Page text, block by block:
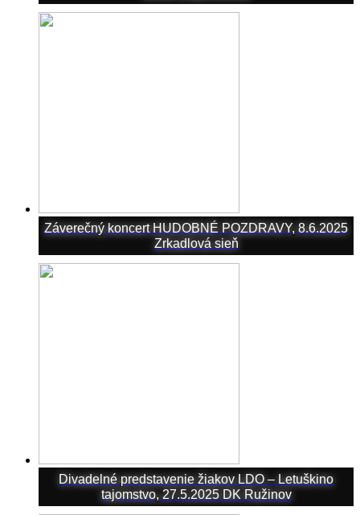
Záverečný koncert HUDOBNÉ POZDRAVY, 8.6.2025
Zrkadlová sieň
Divadelné predstavenie žiakov LDO – Letuškino
tajomstvo, 27.5.2025 DK Ružinov